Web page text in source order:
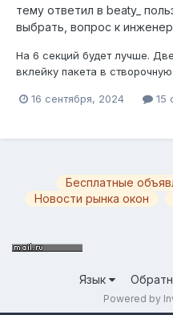
тему ответил в beaty_
выбрать, вопрос к
На 6 секций будет лучше.
вклейку пакета в створочную
16 сентября, 2024 15
Бесплатные
Новости рынка окон
Язык
Powered by